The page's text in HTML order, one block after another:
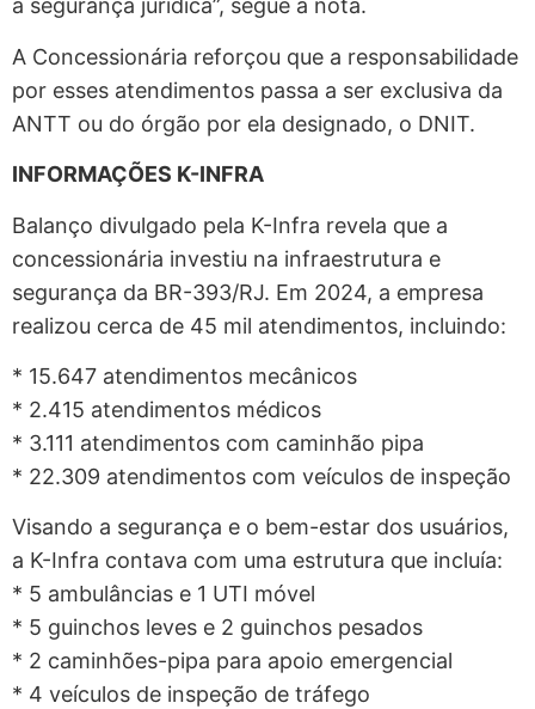
a segurança jurídica”, segue a nota.
A Concessionária reforçou que a responsabilidade
por esses atendimentos passa a ser exclusiva da
ANTT ou do órgão por ela designado, o DNIT.
INFORMAÇÕES K-INFRA
Balanço divulgado pela K-Infra revela que a
concessionária investiu na infraestrutura e
segurança da BR-393/RJ. Em 2024, a empresa
realizou cerca de 45 mil atendimentos, incluindo:
* 15.647 atendimentos mecânicos
* 2.415 atendimentos médicos
* 3.111 atendimentos com caminhão pipa
* 22.309 atendimentos com veículos de inspeção
Visando a segurança e o bem-estar dos usuários,
a K-Infra contava com uma estrutura que incluía:
* 5 ambulâncias e 1 UTI móvel
* 5 guinchos leves e 2 guinchos pesados
* 2 caminhões-pipa para apoio emergencial
* 4 veículos de inspeção de tráfego